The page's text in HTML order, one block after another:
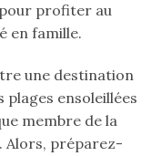
profiter au
en famille.
une destination
ensoleillées
membre de la
Alors, préparez-